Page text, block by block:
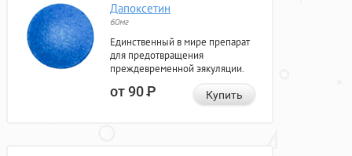
Дапоксетин
60мг
Единственный в мире препарат
для предотвращения
преждевременной эякуляции.
от 90Р Купить